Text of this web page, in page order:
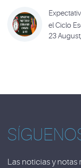
el Ciclo
23
Las noticias y notas